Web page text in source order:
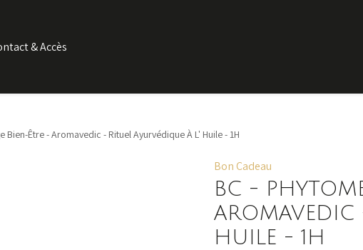
& Accès
Bien-Être - Aromavedic - Rituel Ayurvédique À L' Huile - 1H
Bon Cadeau
BC -
AROMAVEDIC
HUILE - 1H